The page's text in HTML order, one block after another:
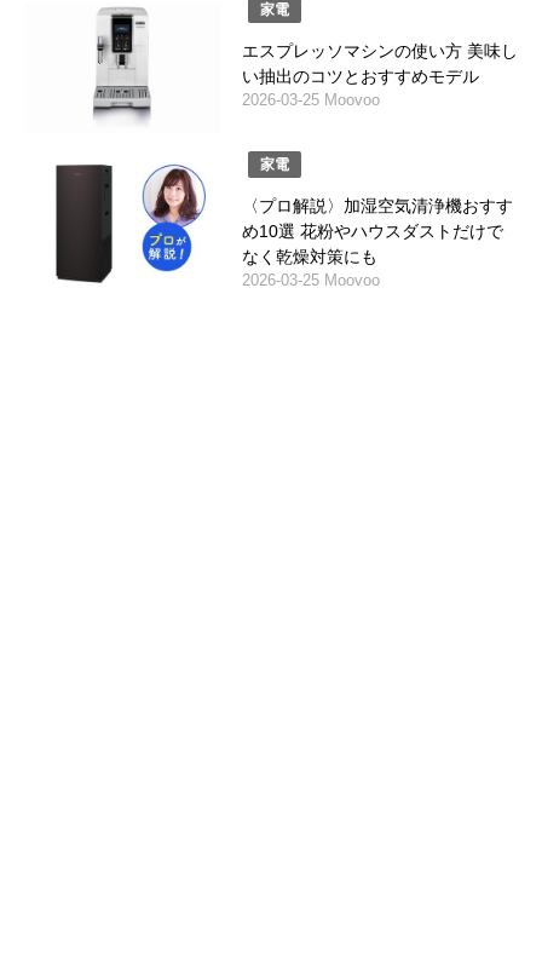
家電
エスプレッソマシンの使い方 美味し
い抽出のコツとおすすめモデル
2026-03-25 Moovoo
家電
〈プロ解説〉加湿空気清浄機おすす
め10選 花粉やハウスダストだけで
なく乾燥対策にも
2026-03-25 Moovoo